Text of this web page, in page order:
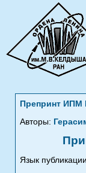
Препринт ИПМ
Авторы:
Язык